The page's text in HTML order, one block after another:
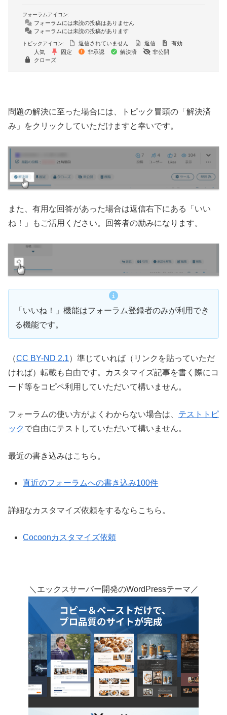
フォーラムアイコン:
フォーラムには未読の投稿はありません
フォーラムには未読の投稿があります
トピックアイコン: 返信されていません 返信
有効
人気
固定 非承認 解決済
非公開
クローズ
問題の解決に至った場合には、トピック冒頭の「解決済
み」をクリックしていただけますと幸いです。
また、有用な回答があった場合は返信右下にある「いい
ね！」もご活用ください。回答者の励みになります。
「いいね！」機能はフォーラム登録者のみが利用でき
る機能です。
（CC BY-ND 2.1）準じていれば（リンクを貼っていただ
ければ）転載も自由です。カスタマイズ記事を書く際にコ
ード等をコピペ利用していただいて構いません。
フォーラムの使い方がよくわからない場合は、 テストトピ
ックで自由にテストしていただいて構いません。
最近の書き込みはこちら。
直近のフォーラムへの書き込み100件
詳細なカスタマイズ依頼をするならこちら。
Cocoonカスタマイズ依頼
＼エックスサーバー開発のWordPressテーマ／